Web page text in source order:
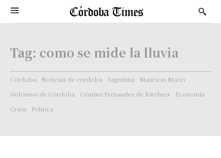
Tag: como se mide la lluvia
Córdoba Noticias de cordoba Argentina
Mauricio Macri
Gobierno de Córdoba
Cristina Fernandez de Kirchner
Economía
Crisis
Politica